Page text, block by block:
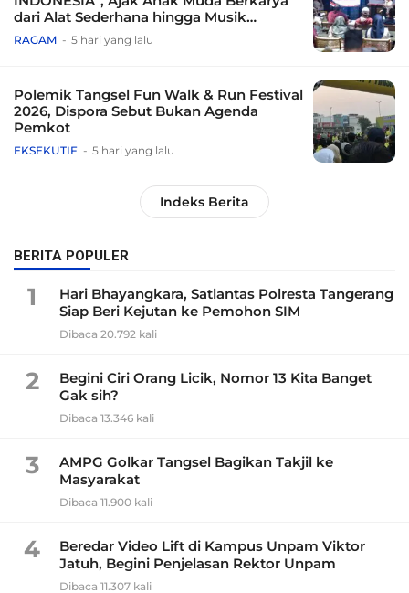
dari Alat Sederhana hingga Musik
Tradisional
RAGAM 5 hari yang lalu
Polemik Tangsel Fun Walk & Run Festival
2026, Dispora Sebut Bukan Agenda
Pemkot
EKSEKUTIF 5 hari yang lalu
Indeks Berita
BERITA POPULER
1
Hari Bhayangkara, Satlantas Polresta Tangerang
Siap Beri Kejutan ke Pemohon SIM
Dibaca 20.792 kali
2
Begini Ciri Orang Licik, Nomor 13 Kita Banget
Gak sih?
Dibaca 13.346 kali
3
AMPG Golkar Tangsel Bagikan Takjil ke
Masyarakat
Dibaca 11.900 kali
4
Beredar Video Lift di Kampus Unpam Viktor
Jatuh, Begini Penjelasan Rektor Unpam
Dibaca 11.307 kali